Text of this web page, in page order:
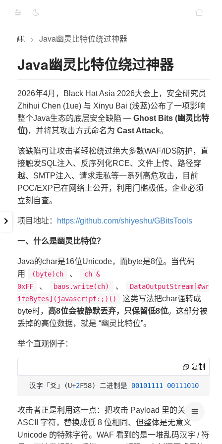
> Java幽灵比特位绕过神器
Java幽灵比特位绕过神器
2026年4月，Black Hat Asia 2026大会上，安全研究员
Zhihui Chen (1ue) 与 Xinyu Bai (浅蓝)公布了一项影响
整个Java生态的底层安全缺陷 — Ghost Bits (幽灵比特
位)，并将其攻击方式命名为 Cast Attack。
该缺陷可让攻击者轻松绕过绝大多数WAF/IDS防护，直
接触发SQL注入、反序列化RCE、文件上传、路径穿
越、SMTP注入、请求走私等一系列高危攻击，目前
POC/EXP已在网络上公开，利用门槛极低，企业必须
立刻自查。
项目地址： https://github.com/shiyeshu/GBitsTools
一、什么是幽灵比特位？
Java的char是16位Unicode，而byte是8位。当代码
用
(byte)ch 、
ch &
0xFF
、 baos.write(ch) 、
DataOutputStream[#wr
iteBytes](javascript:;)()
这类写法把char强转成
byte时， 高8位会被静默丢弃，只保留低8位。这部分被
丢掉的高位数据，就是 “幽灵比特位”。
举个直观例子：
复制
汉字「爻」(U+2F58) 二进制是 00101111 00111010
攻击者正是利用这一点：把攻击 Payload 里的关键
ASCII 字符，替换成低 8 位相同、但整体是无意义
Unicode 的特殊字符。WAF 看到的是一堆乱码汉字 / 符